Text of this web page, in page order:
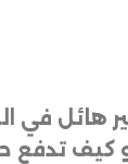
هائل في
كيف